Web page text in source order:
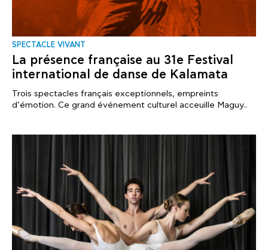
SPECTACLE VIVANT
La présence française au 31e Festival
international de danse de Kalamata
Trois spectacles français exceptionnels, empreints
d’émotion. Ce grand événement culturel acceuille Maguy..